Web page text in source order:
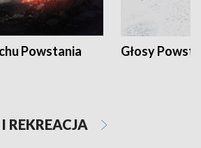
Powstania
Głosy
REKREACJA